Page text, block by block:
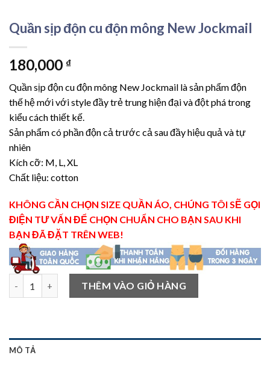
Quần sịp độn cu độn mông New Jockmail
180,000 ₫
Quần sịp độn cu độn mông New Jockmail là sản phẩm độn
thế hệ mới với style đầy trẻ trung hiện đại và đột phá trong
kiểu cách thiết kế.
Sản phẩm có phần độn cả trước cả sau đầy hiệu quả và tự
nhiên
Kích cỡ: M, L, XL
Chất liệu: cotton
KHÔNG CẦN CHỌN SIZE QUẦN ÁO, CHÚNG TÔI SẼ GỌI
ĐIỆN TƯ VẤN ĐỂ CHỌN CHUẨN CHO BẠN SAU KHI
BẠN ĐÃ ĐẶT TRÊN WEB!
Quần sịp độn cu độn mông New Jockmail số lượng
THÊM VÀO GIỎ HÀNG
MÔ TẢ